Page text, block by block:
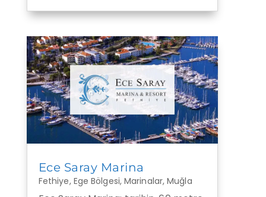
Ece Saray Marina
Fethiye, Ege Bölgesi,Marinalar,Muğla